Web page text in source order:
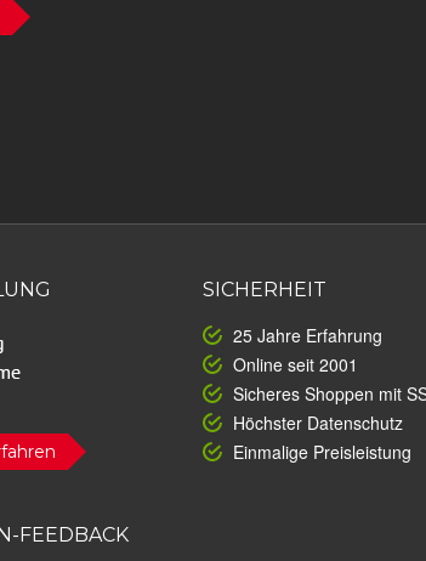
SICHERHEIT
25 Jahre Erfahrung
Online seit 2001
Sicheres Shoppen mit
Höchster Datenschutz
Einmalige Preisleistung
FEEDBACK